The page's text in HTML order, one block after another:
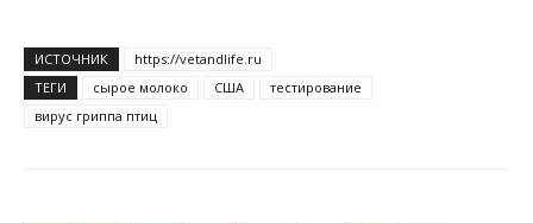
ИСТОЧНИК
https://vetandlife.ru
ТЕГИ
сырое молоко США
тестирование
вирус гриппа птиц